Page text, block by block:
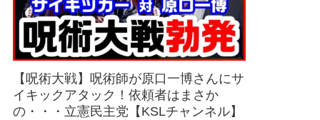
【呪術大戦】呪術師が原口一博さんにサ
イキックアタック！依頼者はまさか
の・・・立憲民主党【KSLチャンネル】